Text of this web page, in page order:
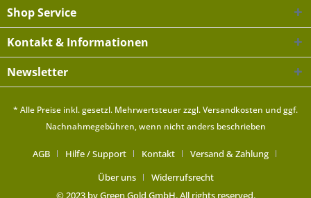
Shop Service
Kontakt & Informationen
Newsletter
* Alle Preise inkl. gesetzl. Mehrwertsteuer zzgl.Versandkosten und ggf.
Nachnahmegebühren, wenn nicht anders beschrieben
AGB Hilfe / Support Kontakt
Versand & Zahlung
Über uns
Widerrufsrecht
© 2023 by Green Gold GmbH. All rights reserved.